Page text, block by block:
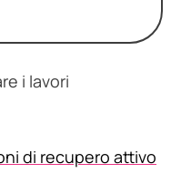
i lavori
di recupero attivo